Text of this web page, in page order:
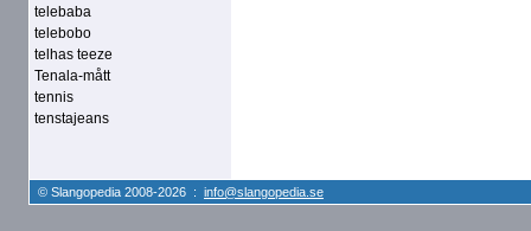
telebaba
telebobo
telhas teeze
Tenala-mått
tennis
tenstajeans
© Slangopedia 2008-2026 : info@slangopedia.se